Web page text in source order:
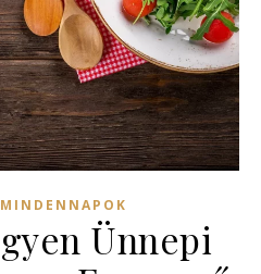
MINDENNAPOK
Ünnepi